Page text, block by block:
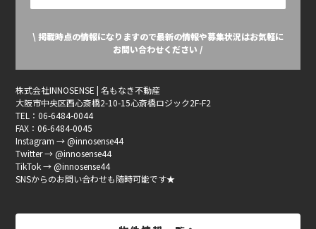
\ 掲載時点の情報になりますので最新の情報や募集状況はお気軽に
お問い合わせください /
株式会社INNOSENSE | 名もなき不動産
大阪市中央区西心斎橋2-10-15心斎橋ロジック2F-F2
TEL：06-6484-0044
FAX：06-6484-0045
Instagram → @innosense44
Twitter → @innosense44
TikTok → @innosense44
SNSからのお問い合わせも随時可能です★